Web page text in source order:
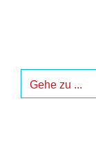
Gehe zu ...